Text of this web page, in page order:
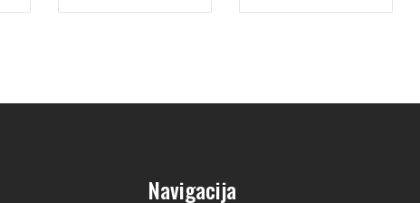
Navigacija